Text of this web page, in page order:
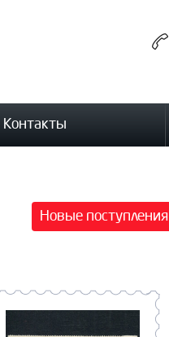
Контакты
Новые поступления